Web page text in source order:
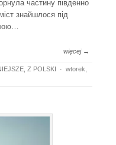
частину південно
знайшлося під
więcej →
, Z POLSKI · wtorek,